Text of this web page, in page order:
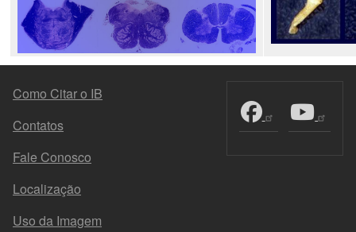
FOOTER MENU
Como Citar o IB
Contatos
Fale Conosco
Localização
Uso da Imagem